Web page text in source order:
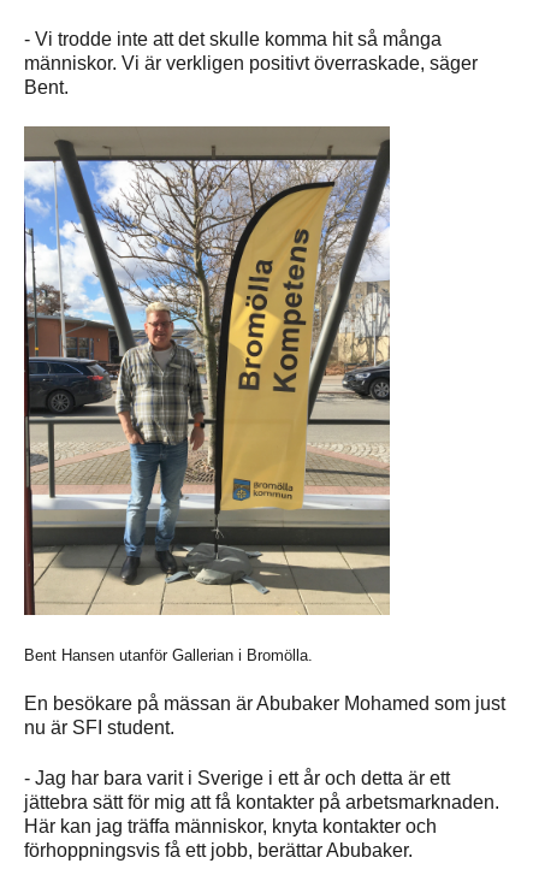
- Vi trodde inte att det skulle komma hit så många
människor. Vi är verkligen positivt överraskade, säger
Bent.
Bent Hansen utanför Gallerian i Bromölla.
En besökare på mässan är Abubaker Mohamed som just
nu är SFI student.
- Jag har bara varit i Sverige i ett år och detta är ett
jättebra sätt för mig att få kontakter på arbetsmarknaden.
Här kan jag träffa människor, knyta kontakter och
förhoppningsvis få ett jobb, berättar Abubaker.